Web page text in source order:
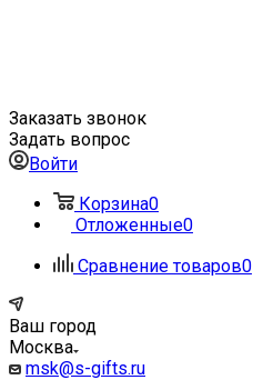
Заказать звонок
Задать вопрос
Войти
Корзина0
Отложенные0
Сравнение товаров0
Ваш город
Москва
msk@s-gifts.ru